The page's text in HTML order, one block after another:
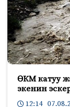
ӨКМ катуу
экенин
12:14